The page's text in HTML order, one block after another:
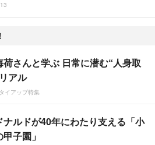
荷さんと学ぶ 日常に潜む“人身取
アル
イアップ特集
ナルドが40年にわたり支える「小
子園」